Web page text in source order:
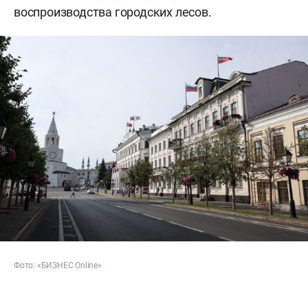
воспроизводства городских лесов.
Фото: «БИЗНЕС Online»